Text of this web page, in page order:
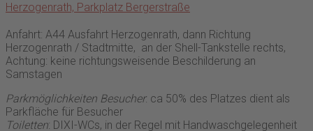
Herzogenrath, Parkplatz Bergerstraße
Anfahrt: A44 Ausfahrt Herzogenrath, dann Richtung
Herzogenrath / Stadtmitte, an der Shell-Tankstelle rechts,
Achtung: keine richtungsweisende Beschilderung an
Samstagen
Parkmöglichkeiten Besucher: ca 50% des Platzes dient als
Parkfläche für Besucher
Toiletten: DIXI-WCs, in der Regel mit Handwaschgelegenheit